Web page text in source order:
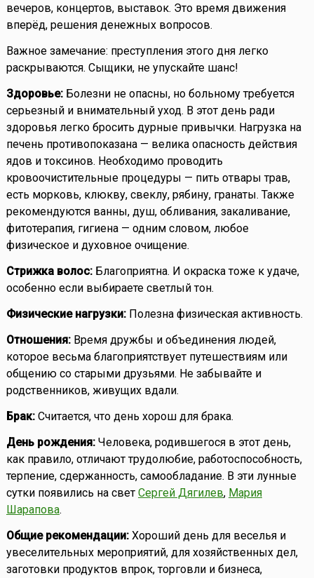
вечеров, концертов, выставок. Это время движения
вперёд, решения денежных вопросов.
Важное замечание: преступления этого дня легко
раскрываются. Сыщики, не упускайте шанс!
Здоровье:Болезни не опасны, но больному требуется
серьезный и внимательный уход. В этот день ради
здоровья легко бросить дурные привычки. Нагрузка на
печень противопоказана — велика опасность действия
ядов и токсинов. Необходимо проводить
кровоочистительные процедуры — пить отвары трав,
есть морковь, клюкву, свеклу, рябину, гранаты. Также
рекомендуются ванны, душ, обливания, закаливание,
фитотерапия, гигиена — одним словом, любое
физическое и духовное очищение.
Стрижка волос:Благоприятна. И окраска тоже к удаче,
особенно если выбираете светлый тон.
Физические нагрузки:Полезна физическая активность.
Отношения:Время дружбы и объединения людей,
которое весьма благоприятствует путешествиям или
общению со старыми друзьями. Не забывайте и
родственников, живущих вдали.
Брак:Считается, что день хорош для брака.
День рождения:Человека, родившегося в этот день,
как правило, отличают трудолюбие, работоспособность,
терпение, сдержанность, самообладание. В эти лунные
сутки появились на свет Сергей Дягилев, Мария
Шарапова.
Общие рекомендации:Хороший день для веселья и
увеселительных мероприятий, для хозяйственных дел,
заготовки продуктов впрок, торговли и бизнеса,